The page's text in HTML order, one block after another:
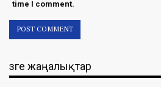
time I comment.
Өзге жаңалықтар